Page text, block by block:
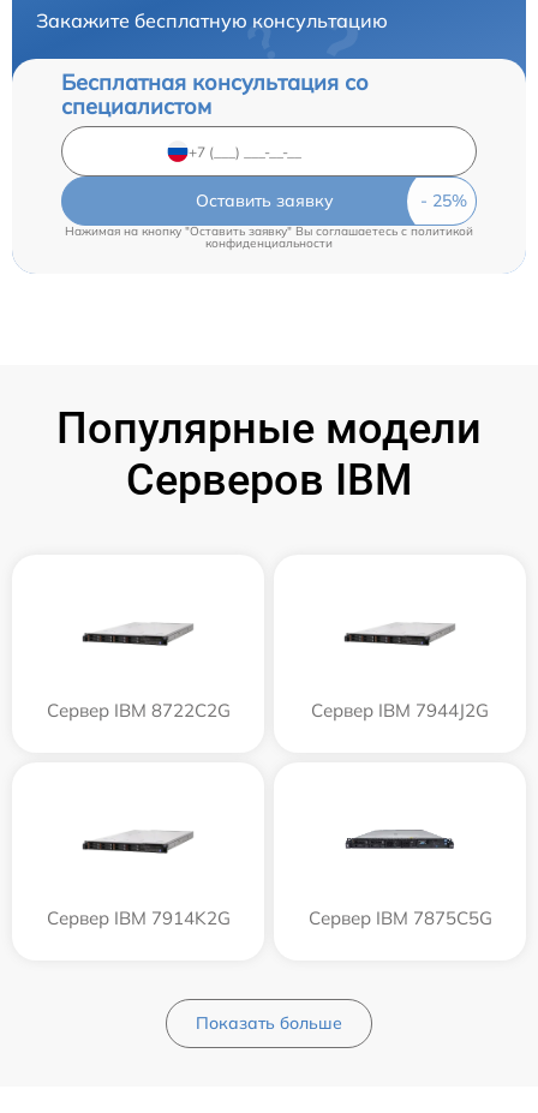
Закажите бесплатную консультацию
Бесплатная консультация со
специалистом
Оставить заявку
Нажимая на кнопку "Оставить заявку" Вы соглашаетесь c политикой
конфиденциальности
Популярные модели
Серверов IBM
Сервер IBM 8722C2G Сервер IBM 7944J2G
Сервер IBM 7914K2G Сервер IBM 7875C5G
Показать больше